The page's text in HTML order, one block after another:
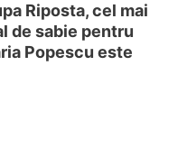
Riposta, cel mai
de sabie pentru
Popescu este